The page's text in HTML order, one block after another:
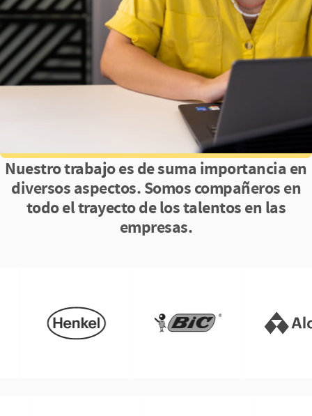
Nuestro trabajo es de suma importancia en
diversos aspectos. Somos compañeros en
todo el trayecto de los talentos en las
empresas.